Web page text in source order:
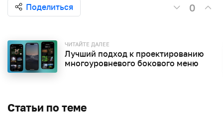
Поделиться 0
ЧИТАЙТЕ ДАЛЕЕ
Лучший подход к проектированию
многоуровневого бокового меню
Статьи по теме